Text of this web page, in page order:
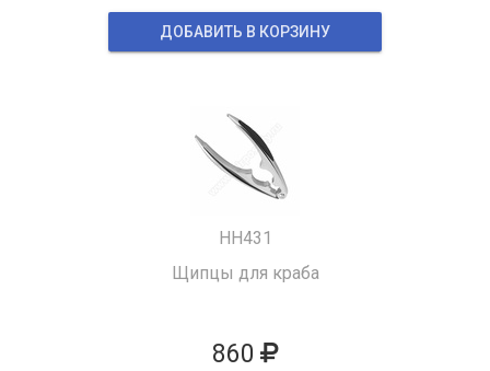
ДОБАВИТЬ В КОРЗИНУ
HH431
Щипцы для краба
860